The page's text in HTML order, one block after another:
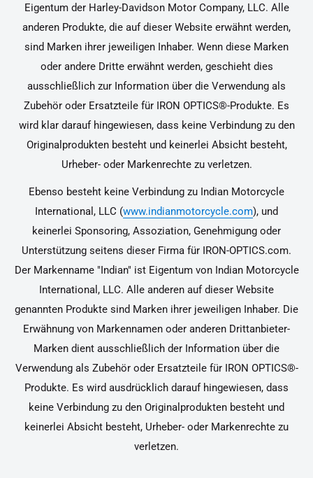
Eigentum der Harley-Davidson Motor Company, LLC. Alle
anderen Produkte, die auf dieser Website erwähnt werden,
sind Marken ihrer jeweiligen Inhaber. Wenn diese Marken
oder andere Dritte erwähnt werden, geschieht dies
ausschließlich zur Information über die Verwendung als
Zubehör oder Ersatzteile für IRON OPTICS®-Produkte. Es
wird klar darauf hingewiesen, dass keine Verbindung zu den
Originalprodukten besteht und keinerlei Absicht besteht,
Urheber- oder Markenrechte zu verletzen.
Ebenso besteht keine Verbindung zu Indian Motorcycle
International, LLC (www.indianmotorcycle.com), und
keinerlei Sponsoring, Assoziation, Genehmigung oder
Unterstützung seitens dieser Firma für IRON-OPTICS.com.
Der Markenname "Indian" ist Eigentum von Indian Motorcycle
International, LLC. Alle anderen auf dieser Website
genannten Produkte sind Marken ihrer jeweiligen Inhaber. Die
Erwähnung von Markennamen oder anderen Drittanbieter-
Marken dient ausschließlich der Information über die
Verwendung als Zubehör oder Ersatzteile für IRON OPTICS®-
Produkte. Es wird ausdrücklich darauf hingewiesen, dass
keine Verbindung zu den Originalprodukten besteht und
keinerlei Absicht besteht, Urheber- oder Markenrechte zu
verletzen.